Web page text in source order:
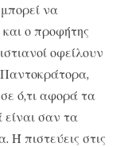
να
ο προφήτης
οφείλουν
ό,τι αφορά τα
σαν τα
Ή πιστεύεις στις